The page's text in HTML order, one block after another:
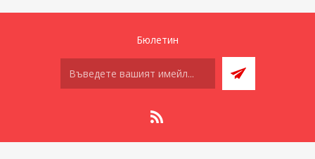
Бюлетин